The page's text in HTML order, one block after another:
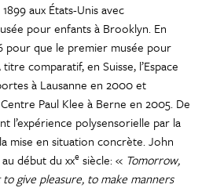
aux États-Unis avec
pour enfants à Brooklyn. En
pour que le premier musée pour
comparatif, en Suisse, l’Espace
à Lausanne en 2000 et
Paul Klee à Berne en 2005. De
l’expérience polysensorielle par la
mise en situation concrète. John
début du xxe siècle: « Tomorrow,
give pleasure, to make manners